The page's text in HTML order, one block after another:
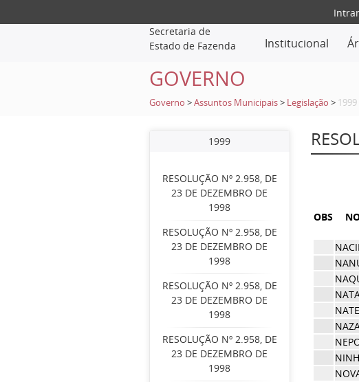
Secretaria de
Estado de Fazenda
Institucional
GOVERNO
Governo >Assuntos Municipais > Legislação > 1999
1999
RESOLUÇÃO Nº 2.958, DE
23 DE DEZEMBRO DE
1998
RESOLUÇÃO Nº 2.958, DE
23 DE DEZEMBRO DE
1998
RESOLUÇÃO Nº 2.958, DE
23 DE DEZEMBRO DE
1998
RESOLUÇÃO Nº 2.958, DE
23 DE DEZEMBRO DE
1998
OBS